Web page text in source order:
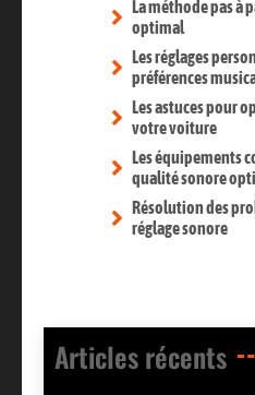
La méthode pas à
optimal
Les réglages
préférences
Les astuces pour
votre voiture
Les équipements
qualité sonore
Résolution des
réglage sonore
Articles récents​